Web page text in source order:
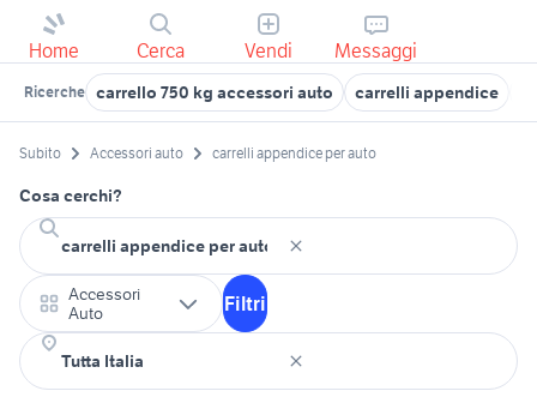
Home Cerca Vendi Messaggi
Ricerche carrello 750 kg accessori auto carrelli appendice
Subito Accessori auto carrelli appendice per auto
Cosa cerchi?
Accessori
Auto
Filtri